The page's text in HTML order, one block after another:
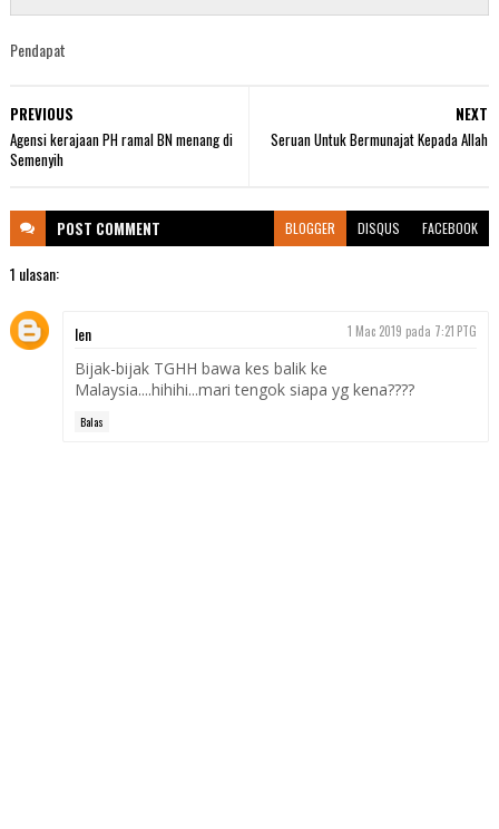
Pendapat
NEXT
Seruan Untuk Bermunajat Kepada Allah
PREVIOUS
Agensi kerajaan PH ramal BN menang di
Semenyih
POST COMMENT BLOGGER DISQUS FACEBOOK
1 ulasan:
len 1 Mac 2019 pada 7:21 PTG
Bijak-bijak TGHH bawa kes balik ke
Malaysia....hihihi...mari tengok siapa yg kena????
Balas